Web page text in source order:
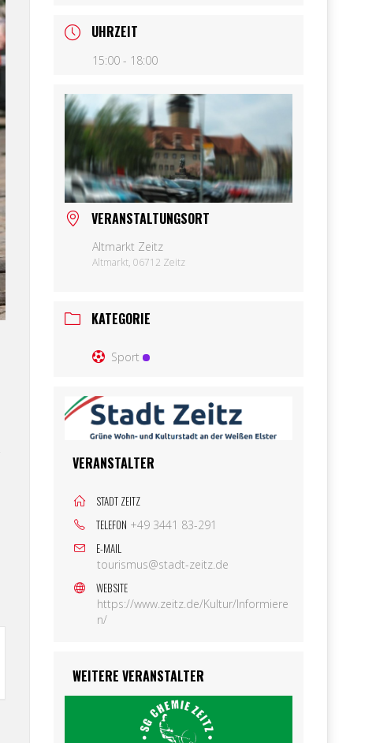
UHRZEIT
15:00 - 18:00
VERANSTALTUNGSORT
Altmarkt Zeitz
Altmarkt, 06712 Zeitz
KATEGORIE
Sport
VERANSTALTER
STADT ZEITZ
TELEFON +49 3441 83-291
E-MAIL
tourismus@stadt-zeitz.de
WEBSITE
https://www.zeitz.de/Kultur/Informiere
n/
WEITERE VERANSTALTER